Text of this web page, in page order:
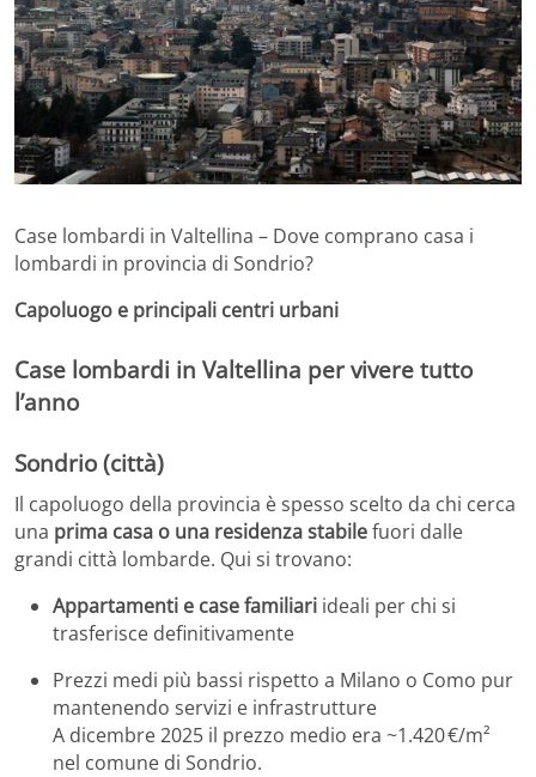
Case lombardi in Valtellina – Dove comprano casa i
lombardi in provincia di Sondrio?
Capoluogo e principali centri urbani
Case lombardi in Valtellina per vivere tutto
l’anno
Sondrio (città)
Il capoluogo della provincia è spesso scelto da chi cerca
una prima casa o una residenza stabilefuori dalle
grandi città lombarde. Qui si trovano:
Appartamenti e case familiari ideali per chi si
trasferisce definitivamente
Prezzi medi più bassi rispetto a Milano o Como pur
mantenendo servizi e infrastrutture
A dicembre 2025 il prezzo medio era ~1.420 €/m²
nel comune di Sondrio.